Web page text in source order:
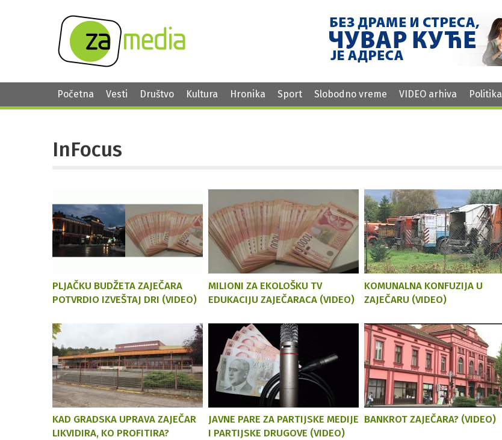
Početna Vesti Društvo Kultura Hronika Sport Slobodno vreme VIDEO arhiva Politika
InFocus
PLJAČKU BUDŽETA ZAJEČARA
POTVRDIO IZVEŠTAJ DRI (VIDEO)
MILIONI ZA EKOLOŠKU TV
EDUKACIJU ZAJEČARACA (VIDEO)
KOMUNALNA KONFUZIJA U
ZAJEČARU (VIDEO)
KAD GRADSKA UPRAVA ZAJEČAR
LIKVIDIRA, KO PROFITIRA?
JAVNE PARE ZA PARTIJSKE MEDIJE
I PARTIJSKE DRUGOVE (VIDEO)
BANKROT ZAJEČARA? (VIDEO)